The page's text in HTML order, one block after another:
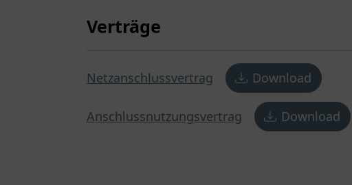
Verträge
Netzanschlussvertrag Download
Anschlussnutzungsvertrag Download